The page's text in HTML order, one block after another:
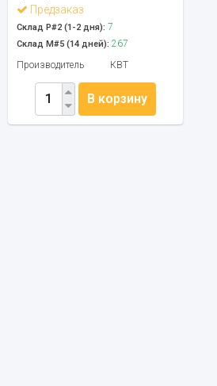
Предзаказ
Склад Р#2 (1-2 дня): 7
Склад М#5 (14 дней): 267
Производитель
КВТ
В корзину